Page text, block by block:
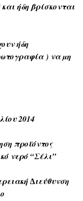
ήδη βρίσκονται
ήδη
) να µη
2014
προϊόντος
νερό “Σέλι”
∆ιεύθυνση